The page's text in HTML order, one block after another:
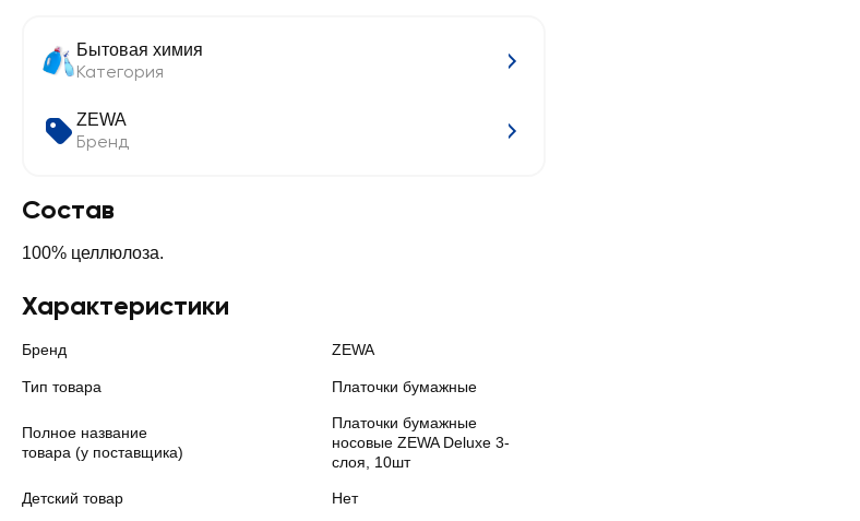
Бытовая химия
Категория
ZEWA
Бренд
Состав
100% целлюлоза.
Характеристики
Бренд ZEWA
Тип товара Платочки бумажные
Полное название
товара (у поставщика)
Платочки бумажные
носовые ZEWA Deluxe 3-
слоя, 10шт
Детский товар Нет